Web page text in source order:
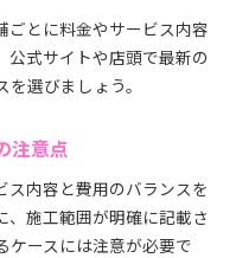
ごとに料金やサービス内容
公式サイトや店頭で最新の
選びましょう。
注意点
ス内容と費用のバランスを
、施工範囲が明確に記載さ
ケースには注意が必要で